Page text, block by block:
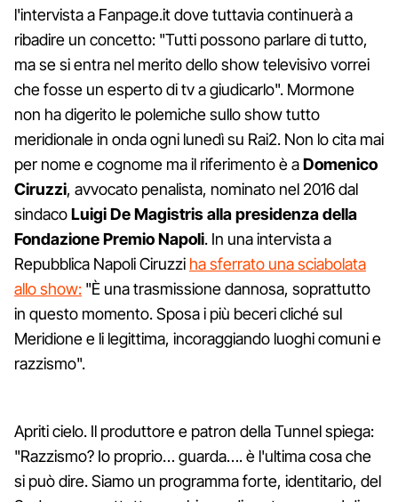
l'intervista a Fanpage.it dove tuttavia continuerà a
ribadire un concetto: "Tutti possono parlare di tutto,
ma se si entra nel merito dello show televisivo vorrei
che fosse un esperto di tv a giudicarlo". Mormone
non ha digerito le polemiche sullo show tutto
meridionale in onda ogni lunedì su Rai2. Non lo cita mai
per nome e cognome ma il riferimento è aDomenico
Ciruzzi, avvocato penalista, nominato nel 2016 dal
sindacoLuigi De Magistris alla presidenza della
Fondazione Premio Napoli. In una intervista a
Repubblica Napoli Ciruzzi ha sferrato una sciabolata
allo show: "È una trasmissione dannosa, soprattutto
in questo momento. Sposa i più beceri cliché sul
Meridione e li legittima, incoraggiando luoghi comuni e
razzismo".
Apriti cielo. Il produttore e patron della Tunnel spiega:
"Razzismo? Io proprio… guarda…. è l'ultima cosa che
si può dire. Siamo un programma forte, identitario, del